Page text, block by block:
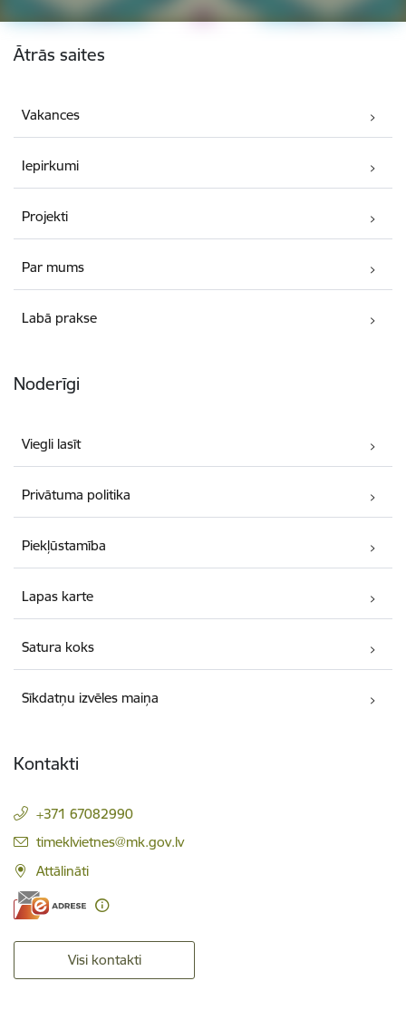
Kājene
Ātrās saites
Vakances
Iepirkumi
Projekti
Par mums
Labā prakse
Noderīgi
Viegli lasīt
Privātuma politika
Piekļūstamība
Lapas karte
Satura koks
Sīkdatņu izvēles maiņa
Kontakti
+371 67082990
E-pasts:
timeklvietnes@mk.gov.lv
Attālināti
Visi kontakti